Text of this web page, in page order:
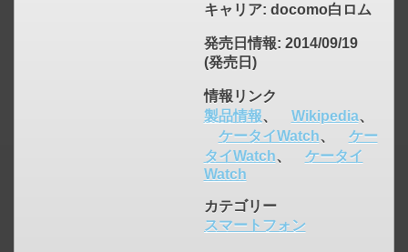
キャリア: docomo白ロム
発売日情報: 2014/09/19
(発売日)
情報リンク
製品情報、 Wikipedia、
ケータイWatch、
ケー
タイWatch、
ケータイ
Watch
カテゴリー
スマートフォン